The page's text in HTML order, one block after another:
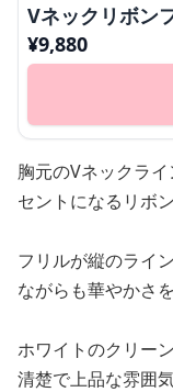
Vネックリボン
¥9,880
胸元のVネックラ
セントになるリボ
フリルが縦のライ
ながらも華やかさ
ホワイトのクリー
清楚で上品な雰囲